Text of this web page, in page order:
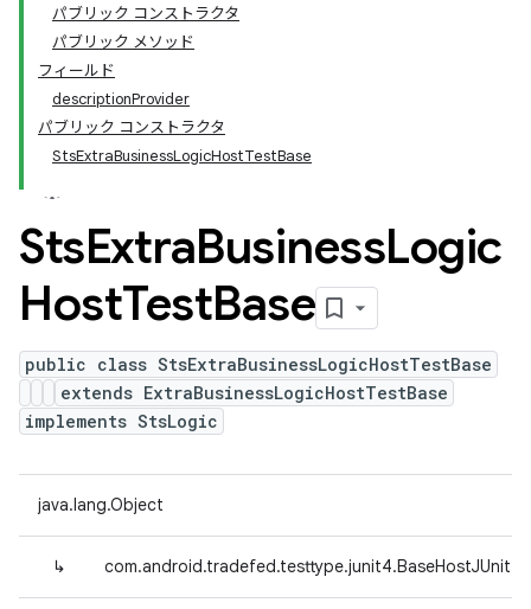
パブリック コンストラクタ
パブリック メソッド
フィールド
descriptionProvider
パブリック コンストラクタ
StsExtraBusinessLogicHostTestBase
StsExtraBusinessLogic
HostTestBase
public class StsExtraBusinessLogicHostTestBase
extends ExtraBusinessLogicHostTestBase
implements StsLogic
java.lang.Object
↳